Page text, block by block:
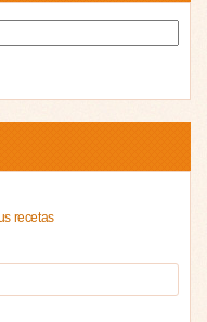
recetas